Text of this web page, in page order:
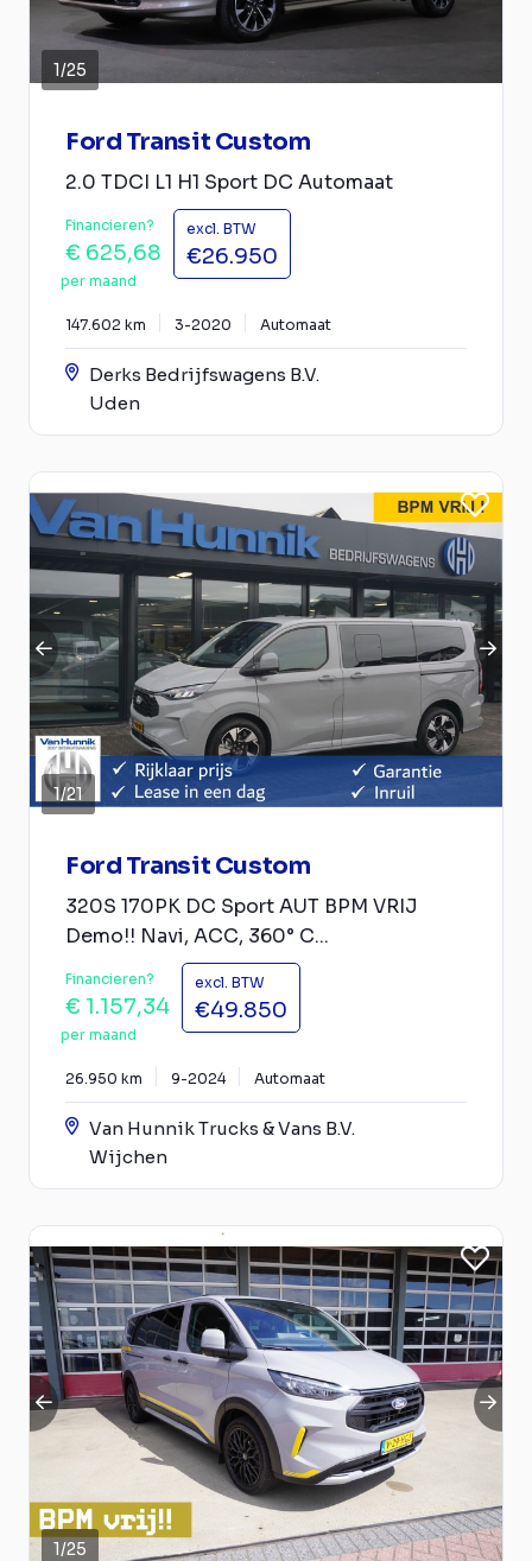
1/25
Ford Transit Custom
2.0 TDCI L1 H1 Sport DC Automaat
Financieren?
€ 625,68
per maand
excl. BTW
€26.950
147.602 km 3-2020 Automaat
Derks Bedrijfswagens B.V.
Uden
1/21
Ford Transit Custom
320S 170PK DC Sport AUT BPM VRIJ
Demo!! Navi, ACC, 360° C...
Financieren?
€ 1.157,34
per maand
excl. BTW
€49.850
26.950 km 9-2024 Automaat
Van Hunnik Trucks & Vans B.V.
Wijchen
1/25